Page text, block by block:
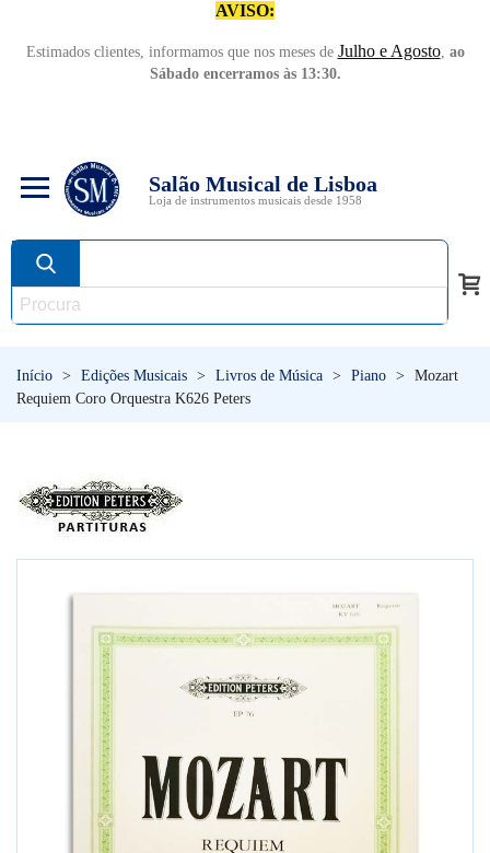
AVISO:
Estimados clientes, informamos que nos meses de Julho e Agosto, ao
Sábado encerramos às 13:30.
Salão Musical de Lisboa
Loja de instrumentos musicais desde 1958
Início > Edições Musicais > Livros de Música > Piano >
Mozart
Requiem Coro Orquestra K626 Peters